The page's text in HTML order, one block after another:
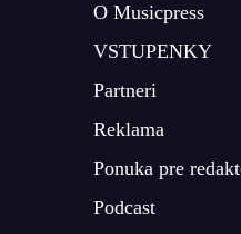
O Musicpress
VSTUPENKY
Partneri
Reklama
Ponuka pre
Podcast